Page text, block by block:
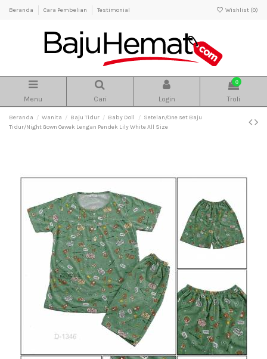
Beranda Cara Pembelian Testimonial Wishlist (0)
Menu Cari Login
0
Troli
Beranda Wanita Baju Tidur Baby Doll
Setelan/One set Baju
Tidur/Night Gown Cewek Lengan Pendek Lily White All Size